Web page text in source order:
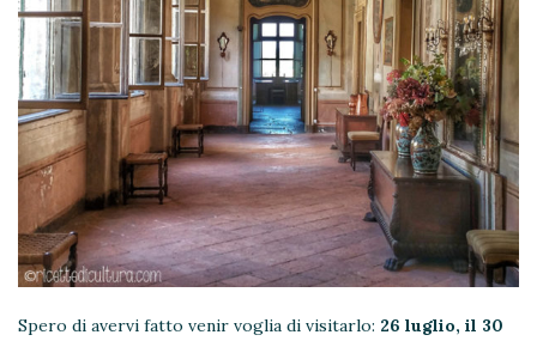
Spero di avervi fatto venir voglia di visitarlo: 26 luglio, il 30